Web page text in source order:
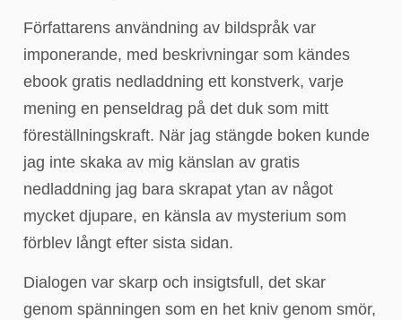
Författarens användning av bildspråk var
imponerande, med beskrivningar som kändes
ebook gratis nedladdning ett konstverk, varje
mening en penseldrag på det duk som mitt
föreställningskraft. När jag stängde boken kunde
jag inte skaka av mig känslan av gratis
nedladdning jag bara skrapat ytan av något
mycket djupare, en känsla av mysterium som
förblev långt efter sista sidan.
Dialogen var skarp och insigtsfull, det skar
genom spänningen som en het kniv genom smör,